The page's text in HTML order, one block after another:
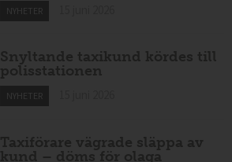
NYHETER
Snyltande taxikund kördes till
polisstationen
NYHETER
Taxiförare vägrade släppa av
kund – döms för olaga